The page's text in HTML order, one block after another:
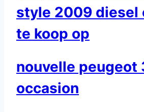
style 2009 diesel
te koop op
nouvelle peugeot
occasion